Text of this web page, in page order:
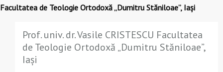
Facultatea de Teologie Ortodoxă „Dumitru Stăniloae”, Iași
Prof. univ. dr. Vasile CRISTESCU Facultatea
de Teologie Ortodoxă „Dumitru Stăniloae”,
Iași